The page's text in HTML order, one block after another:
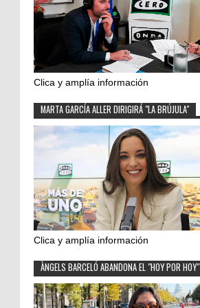
Clica y amplía información
MARTA GARCÍA ALLER DIRIGIRÁ "LA BRÚJULA"
Clica y amplía información
ÀNGELS BARCELÓ ABANDONA EL "HOY POR HOY"